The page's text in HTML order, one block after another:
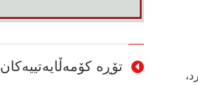
تۆڕە کۆمەڵایەتییەکان